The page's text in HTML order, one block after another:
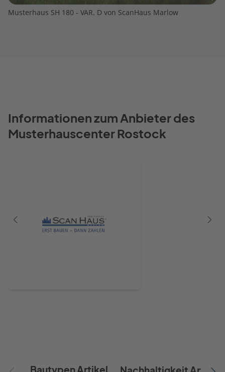
Musterhaus SH 180 - VAR. D von ScanHaus Marlow
Informationen zum Anbieter des
Musterhauscenter Rostock
Vorheriger